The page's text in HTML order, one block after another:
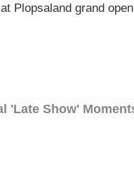
at Plopsaland grand